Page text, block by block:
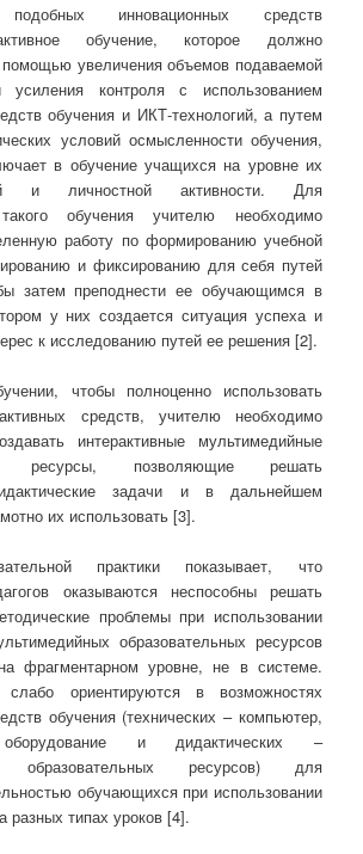
подобных инновационных средств
обучение, которое должно
помощью увеличения объемов подаваемой
контроля с использованием
обучения и ИКТ-технологий, а путем
условий осмысленности обучения,
в обучение учащихся на уровне их
и личностной активности. Для
обучения учителю необходимо
работу по формированию учебной
и фиксированию для себя путей
затем преподнести ее обучающимся в
у них создается ситуация успеха и
к исследованию путей ее решения [2].
чтобы полноценно использовать
средств, учителю необходимо
интерактивные мультимедийные
ресурсы, позволяющие решать
задачи и в дальнейшем
их использовать [3].
практики показывает, что
оказываются неспособны решать
проблемы при использовании
образовательных ресурсов
фрагментарном уровне, не в системе.
ориентируются в возможностях
обучения (технических – компьютер,
оборудование и дидактических –
образовательных ресурсов) для
обучающихся при использовании
разных типах уроков [4].